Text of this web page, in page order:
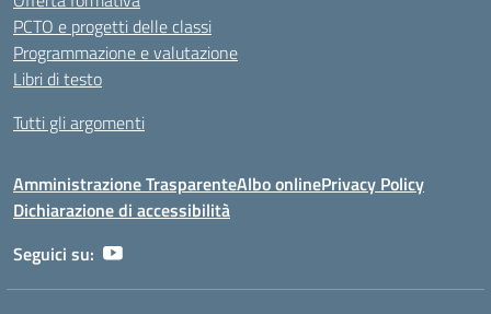
PCTO e progetti delle classi
Programmazione e valutazione
Libri di testo
Tutti gli argomenti
Amministrazione TrasparenteAlbo onlinePrivacy Policy
Dichiarazione di accessibilità
Seguici su: